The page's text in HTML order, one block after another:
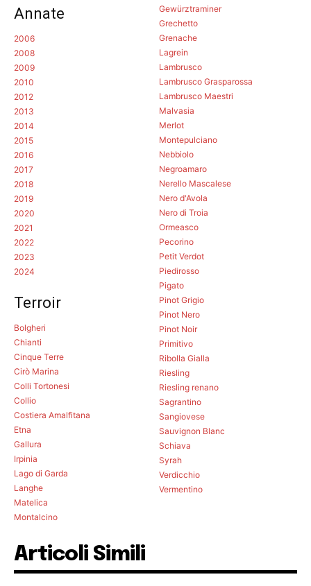
Annate
2006
2008
2009
2010
2012
2013
2014
2015
2016
2017
2018
2019
2020
2021
2022
2023
2024
Terroir
Bolgheri
Chianti
Cinque Terre
Cirò Marina
Colli Tortonesi
Collio
Costiera Amalfitana
Etna
Gallura
Irpinia
Lago di Garda
Langhe
Matelica
Montalcino
Gewürztraminer
Grechetto
Grenache
Lagrein
Lambrusco
Lambrusco Grasparossa
Lambrusco Maestri
Malvasia
Merlot
Montepulciano
Nebbiolo
Negroamaro
Nerello Mascalese
Nero d'Avola
Nero di Troia
Ormeasco
Pecorino
Petit Verdot
Piedirosso
Pigato
Pinot Grigio
Pinot Nero
Pinot Noir
Primitivo
Ribolla Gialla
Riesling
Riesling renano
Sagrantino
Sangiovese
Sauvignon Blanc
Schiava
Syrah
Verdicchio
Vermentino
Articoli Simili